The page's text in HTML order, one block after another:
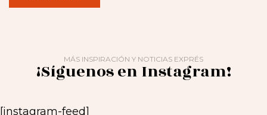
MÁS INSPIRACIÓN Y NOTICIAS EXPRÉS
¡Síguenos en Instagram!
[instagram-feed]